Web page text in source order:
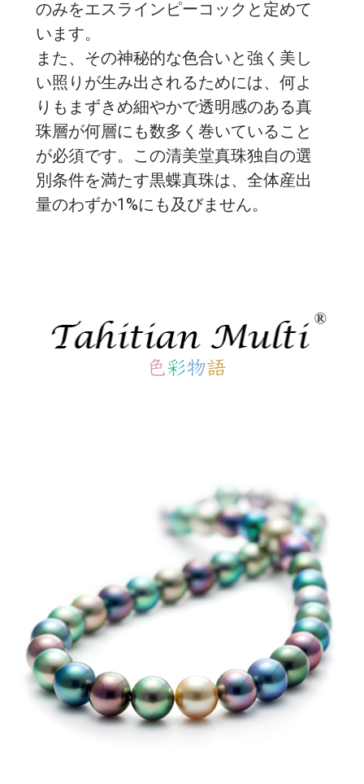
のみをエスラインピーコックと定めて
います。
また、その神秘的な色合いと強く美し
い照りが生み出されるためには、何よ
りもまずきめ細やかで透明感のある真
珠層が何層にも数多く巻いていること
が必須です。この清美堂真珠独自の選
別条件を満たす黒蝶真珠は、全体産出
量のわずか1%にも及びません。